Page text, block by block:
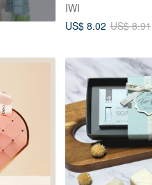
IWI
US$ 8.02 US$ 8.91